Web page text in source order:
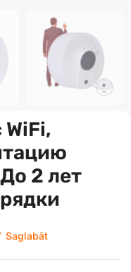
2 лет
Saglabāt